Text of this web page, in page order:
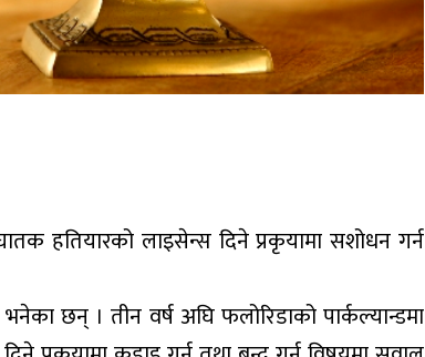
हतियारको लाइसेन्स दिने प्रकृयामा सशोधन गर्न
छन् । तीन वर्ष अघि फलोरिडाको पार्कल्यान्डमा